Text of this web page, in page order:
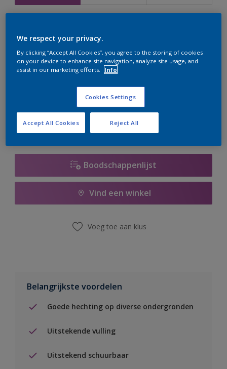
te bestellen. Houd de website in de gaten, we werken
er hard aan om de voorraad aan te vullen.
Boodschappenlijst
Vind een winkel
Voeg toe aan klus
Belangrijkste voordelen
Goede hechting op diverse ondergronden
Uitstekende vulling
Uitstekend schuurbaar
We respect your privacy.
By clicking “Accept All Cookies”, you agree to the storing of cookies
on your device to enhance site navigation, analyze site usage, and
assist in our marketing efforts.
Info
Cookies Settings
Reject All
Accept All Cookies